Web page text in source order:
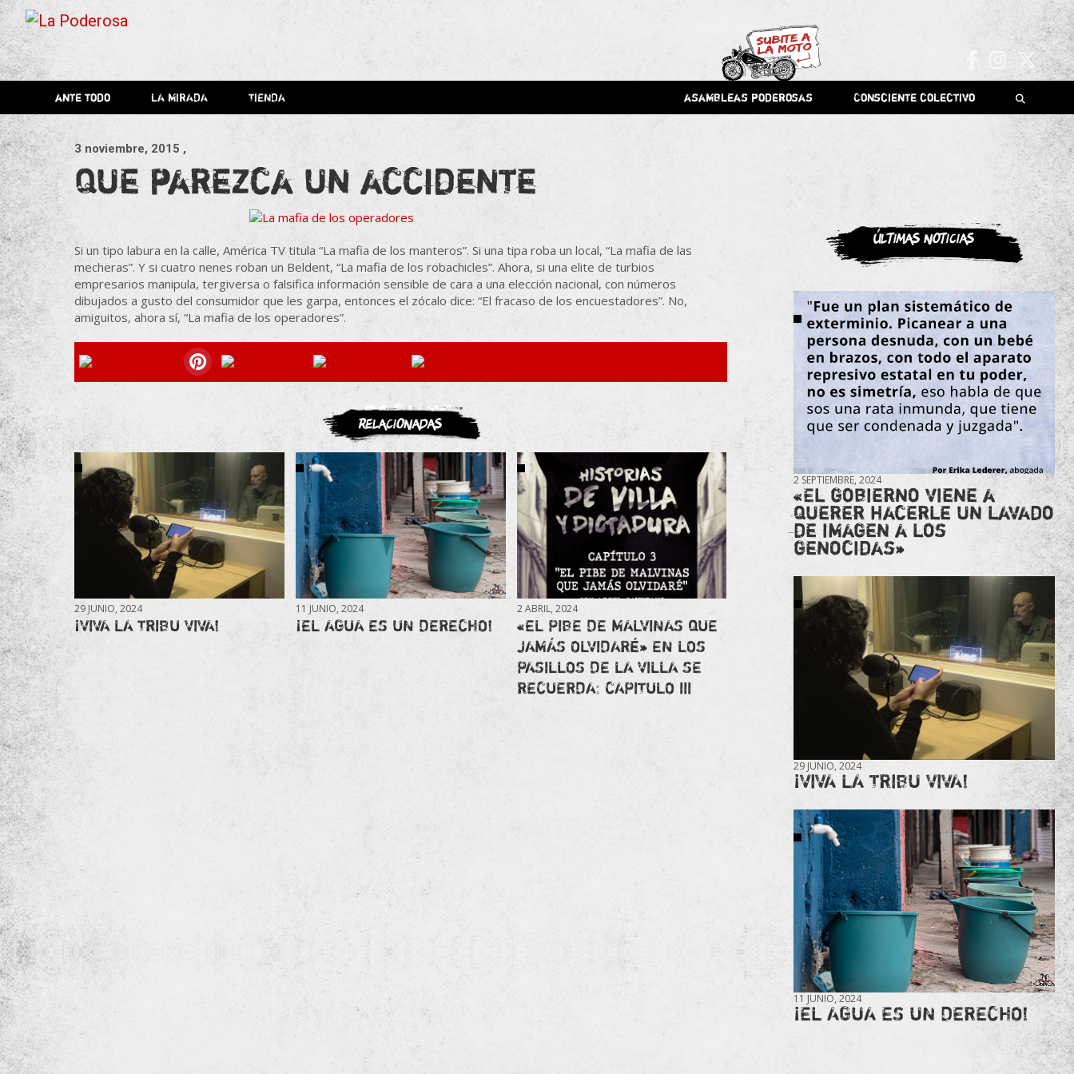
Saltar
al
contenido
La
Poderosa
Revista de cultura villera,
brazo literario del movimiento
La Poderosa.
La Poderosa
ante todo LA MIRADA TIENDA asambleas poderosas Consciente colectivo
3 noviembre, 2015 ,
Que parezca un accidente
Si un tipo labura en la calle, América TV titula “La mafia de los manteros”. Si una tipa roba un local, “La mafia de las
mecheras”. Y si cuatro nenes roban un Beldent, “La mafia de los robachicles”. Ahora, si una elite de turbios
empresarios manipula, tergiversa o falsifica información sensible de cara a una elección nacional, con números
dibujados a gusto del consumidor que les garpa, entonces el zócalo dice: “El fracaso de los encuestadores”. No,
amiguitos, ahora sí, “La mafia de los operadores”.
ASOCIATE
Relacionadas
29 JUNIO, 2024
¡VIVA LA TRIBU VIVA!
11 JUNIO, 2024
¡EL AGUA ES UN DERECHO!
2 ABRIL, 2024
«EL PIBE DE MALVINAS QUE
JAMÁS OLVIDARÉ» EN LOS
PASILLOS DE LA VILLA SE
RECUERDA: CAPITULO III
Últimas noticias
2 SEPTIEMBRE, 2024
«El gobierno viene a
querer hacerle un lavado
de imagen a los
genocidas»
29 JUNIO, 2024
¡VIVA LA TRIBU VIVA!
11 JUNIO, 2024
¡EL AGUA ES UN DERECHO!